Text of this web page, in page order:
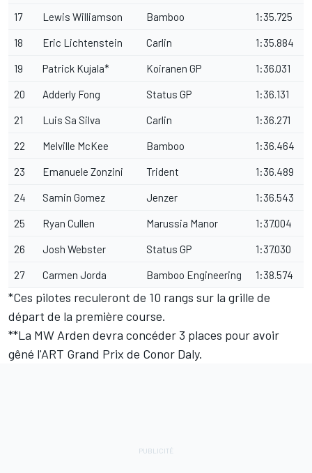
17 Lewis Williamson Bamboo 1:35.725
18 Eric Lichtenstein Carlin 1:35.884
19 Patrick Kujala* Koiranen GP 1:36.031
20 Adderly Fong Status GP 1:36.131
21 Luis Sa Silva Carlin 1:36.271
22 Melville McKee Bamboo 1:36.464
23 Emanuele Zonzini Trident 1:36.489
24 Samin Gomez Jenzer 1:36.543
25 Ryan Cullen Marussia Manor 1:37.004
26 Josh Webster Status GP 1:37.030
27 Carmen Jorda Bamboo Engineering 1:38.574
*Ces pilotes reculeront de 10 rangs sur la grille de
départ de la première course.
**La MW Arden devra concéder 3 places pour avoir
gêné l'ART Grand Prix de Conor Daly.